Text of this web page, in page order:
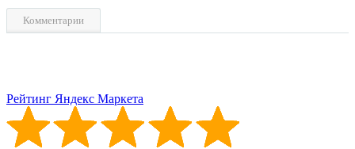
Комментарии
Рейтинг Яндекс Маркета